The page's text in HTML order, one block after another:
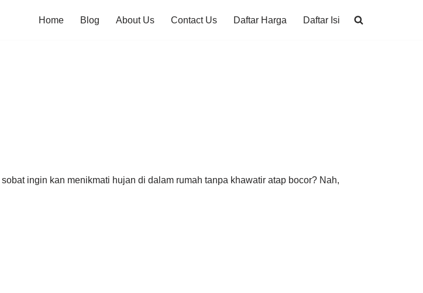
Home Blog About Us Contact Us Daftar Harga Daftar Isi
ingin kan menikmati hujan di dalam rumah tanpa khawatir atap bocor? Nah,